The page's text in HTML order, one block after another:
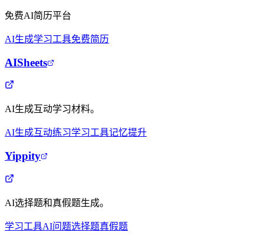
免费AI简历平台
AI生成学习工具免费简历
AISheets
AI生成互动学习材料。
AI生成互动练习学习工具记忆提升
Yippity
AI选择题和真假题生成。
学习工具AI问题选择题真假题